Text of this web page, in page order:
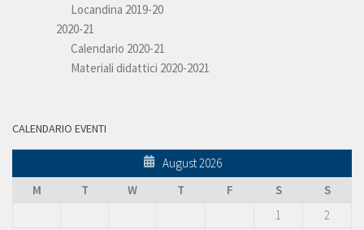
Locandina 2019-20
2020-21
Calendario 2020-21
Materiali didattici 2020-2021
CALENDARIO EVENTI
August 2026
M
T W T F S
S
1
2